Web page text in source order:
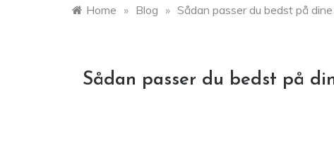
Home » Blog » Sådan passer du bedst på
Sådan passer du bedst på